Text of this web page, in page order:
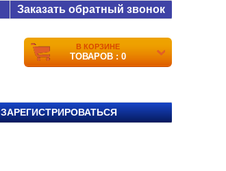
Заказать обратный звонок
В КОРЗИНЕ
ТОВАРОВ : 0
ЗАРЕГИСТРИРОВАТЬСЯ